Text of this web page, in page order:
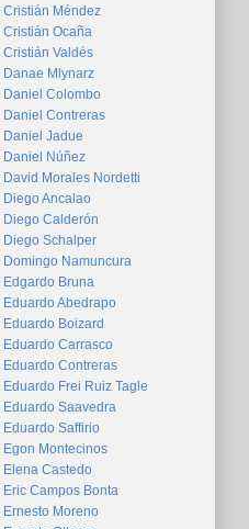
Cristián Méndez
Cristián Ocaña
Cristián Valdés
Danae Mlynarz
Daniel Colombo
Daniel Contreras
Daniel Jadue
Daniel Núñez
David Morales Nordetti
Diego Ancalao
Diego Calderón
Diego Schalper
Domingo Namuncura
Edgardo Bruna
Eduardo Abedrapo
Eduardo Boizard
Eduardo Carrasco
Eduardo Contreras
Eduardo Frei Ruiz Tagle
Eduardo Saavedra
Eduardo Saffirio
Egon Montecinos
Elena Castedo
Eric Campos Bonta
Ernesto Moreno